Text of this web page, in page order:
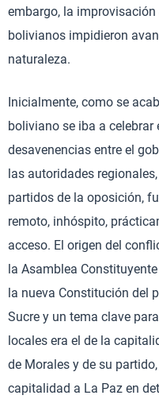
embargo, la
bolivianos impidieron
naturaleza.
Inicialmente, como se
boliviano se iba a celebrar
desavenencias entre el
las autoridades
partidos de la oposición,
remoto, inhóspito,
acceso. El origen del
la Asamblea
la nueva Constitución del
Sucre y un tema clave
locales era el de la
de Morales y de su
capitalidad a La Paz en